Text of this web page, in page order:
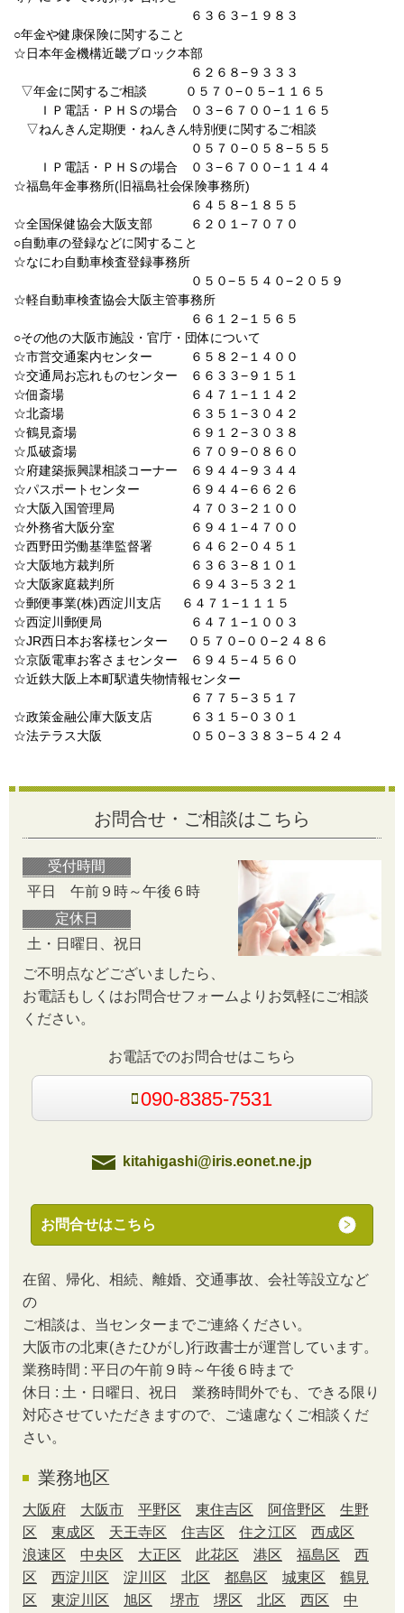
６３６３−１９８３
○年金や健康保険に関すること
☆日本年金機構近畿ブロック本部
６２６８−９３３３
▽年金に関するご相談
０５７０−０５−１１６５
ＩＰ電話・ＰＨＳの場合
０３−６７００−１１６５
▽ねんきん定期便・ねんきん特別便に関するご相談
０５７０−０５８−５５５
ＩＰ電話・ＰＨＳの場合 ０３−６７００−１１４４
☆福島年金事務所(旧福島社会保険事務所)
６４５８−１８５５
☆全国保健協会大阪支部 ６２０１−７０７０
○自動車の登録などに関すること
☆なにわ自動車検査登録事務所
０５０−５５４０−２０５９
☆軽自動車検査協会大阪主管事務所
６６１２−１５６５
○その他の大阪市施設・官庁・団体について
☆市営交通案内センター ６５８２−１４００
☆交通局お忘れものセンター ６６３３−９１５１
☆佃斎場 ６４７１−１１４２
☆北斎場 ６３５１−３０４２
☆鶴見斎場 ６９１２−３０３８
☆瓜破斎場 ６７０９−０８６０
☆府建築振興課相談コーナー ６９４４−９３４４
☆パスポートセンター ６９４４−６６２６
☆大阪入国管理局 ４７０３−２１００
☆外務省大阪分室 ６９４１−４７００
☆西野田労働基準監督署 ６４６２−０４５１
☆大阪地方裁判所 ６３６３−８１０１
☆大阪家庭裁判所 ６９４３−５３２１
☆郵便事業(株)西淀川支店 ６４７１−１１１５
☆西淀川郵便局 ６４７１−１００３
☆JR西日本お客様センター ０５７０−００−２４８６
☆京阪電車お客さまセンター ６９４５−４５６０
☆近鉄大阪上本町駅遺失物情報センター
６７７５−３５１７
☆政策金融公庫大阪支店 ６３１５−０３０１
☆法テラス大阪 ０５０−３３８３−５４２４
お問合せ・ご相談はこちら
受付時間
平日 午前９時～午後６時
定休日
土・日曜日、祝日
ご不明点などございましたら、
お電話もしくはお問合せフォームよりお気軽にご相談
ください。
お電話でのお問合せはこちら
090-8385-7531
kitahigashi@iris.eonet.ne.jp
お問合せはこちら
在留、帰化、相続、離婚、交通事故、会社等設立など
の
ご相談は、当センターまでご連絡ください。
大阪市の北東(きたひがし)行政書士が運営しています。
業務時間 : 平日の午前９時～午後６時まで
休日 : 土・日曜日、祝日 業務時間外でも、できる限り
対応させていただきますので、ご遠慮なくご相談くだ
さい。
業務地区
大阪府 大阪市 平野区 東住吉区 阿倍野区
生野
区
東成区 天王寺区 住吉区 住之江区
西成区
浪速区
中央区 大正区 此花区 港区 福島区
西
区
西淀川区 淀川区 北区 都島区 城東区
鶴見
区
東淀川区 旭区 堺市 堺区 北区 西区
中